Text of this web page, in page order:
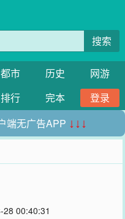
搜索
都市 历史
网游
排行 完本
登录
端无广告APP ↓↓↓
28 00:40:31